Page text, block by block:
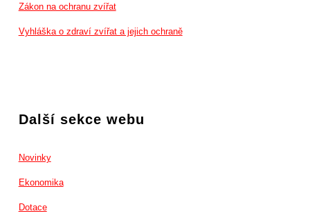
Zákon na ochranu zvířat
Vyhláška o zdraví zvířat a jejich ochraně
Další sekce webu
Novinky
Ekonomika
Dotace